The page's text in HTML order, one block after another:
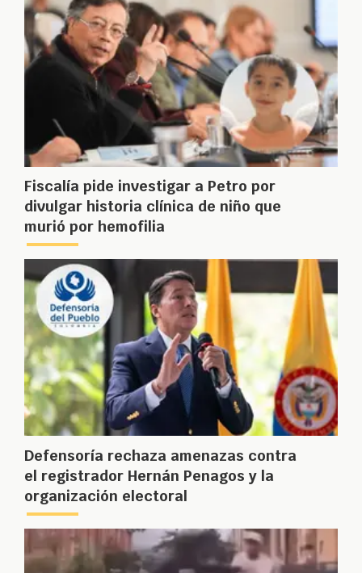
Fiscalía pide investigar a Petro por
divulgar historia clínica de niño que
murió por hemofilia
Defensoría rechaza amenazas contra
el registrador Hernán Penagos y la
organización electoral